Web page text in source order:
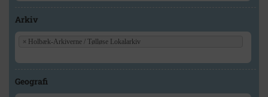
Arkiv
× Holbæk-Arkiverne / Tølløse Lokalarkiv
Geografi